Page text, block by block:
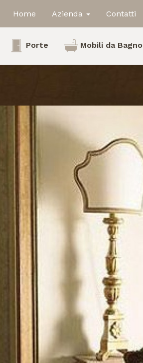
Home Azienda Contatti
Porte Mobili da Bagno